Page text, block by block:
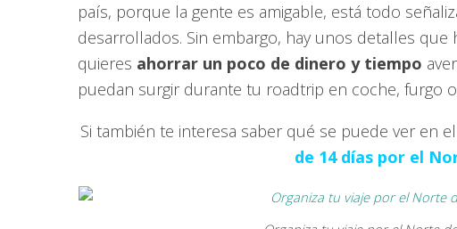
país, porque la gente es amigable, está todo
desarrollados. Sin embargo, hay unos detalles
quieres ahorrar un poco de dinero y tiempo
puedan surgir durante tu roadtrip en coche, furgo o
Si también te interesa saber qué se puede ver en
de 14 días por el